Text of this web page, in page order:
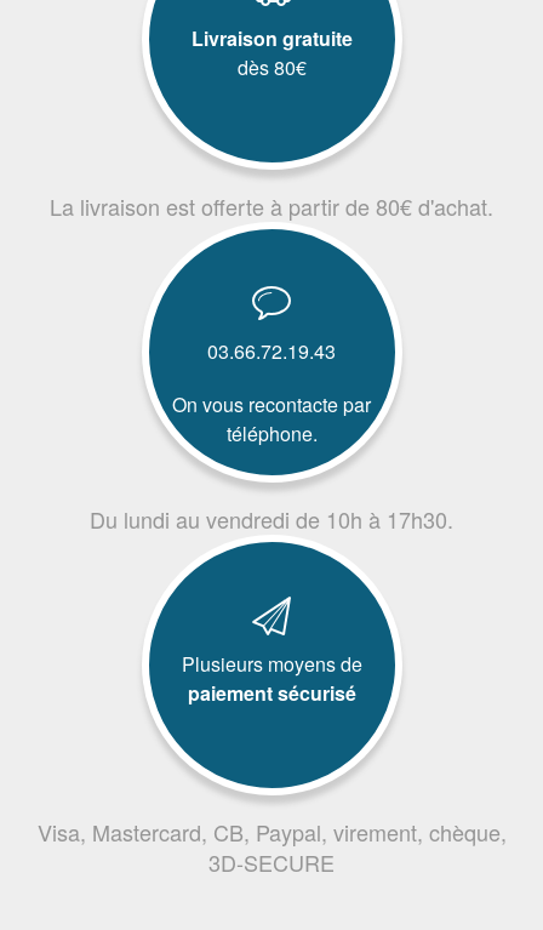
Livraison gratuite
dès 80€
La livraison est offerte à partir de 80€ d'achat.
03.66.72.19.43
On vous recontacte par
téléphone.
Du lundi au vendredi de 10h à 17h30.
Plusieurs moyens de
paiement sécurisé
Visa, Mastercard, CB, Paypal, virement, chèque,
3D-SECURE